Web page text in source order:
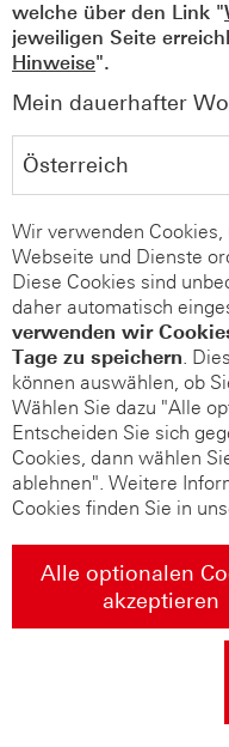
welche über den Link "
jeweiligen Seite
Hinweise".
Mein dauerhafter
Wir verwenden
Webseite und Dienste
Diese Cookies sind
daher automatisch
verwenden wir
Tage zu speichern.
können auswählen, ob
Wählen Sie dazu "Alle
Entscheiden Sie sich
Cookies, dann wählen
ablehnen". Weitere
Cookies finden Sie in
Alle optionalen
akzeptieren